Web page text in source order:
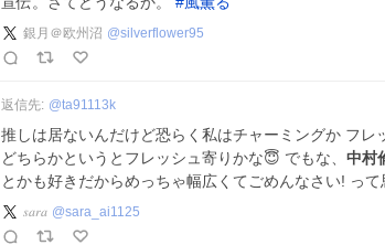
銀月＠欧州沼 @silverflower95
返信先: @ta91113k
推しは居ないんだけど恐らく私はチャーミングか フレ
どちらかというとフレッシュ寄りかな😇 でもな、 中村
とかも好きだからめっちゃ幅広くてごめんなさい! っ
𝑠𝑎𝑟𝑎 @sara_ai1125